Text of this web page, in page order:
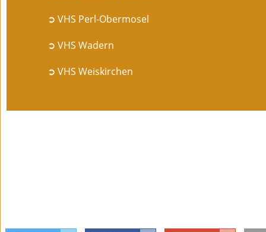
➲ VHS Perl-Obermosel
➲ VHS Wadern
➲ VHS Weiskirchen